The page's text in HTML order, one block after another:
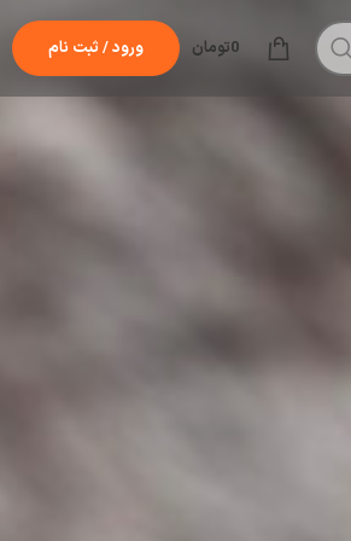
0تومان ورود / ثبت نام